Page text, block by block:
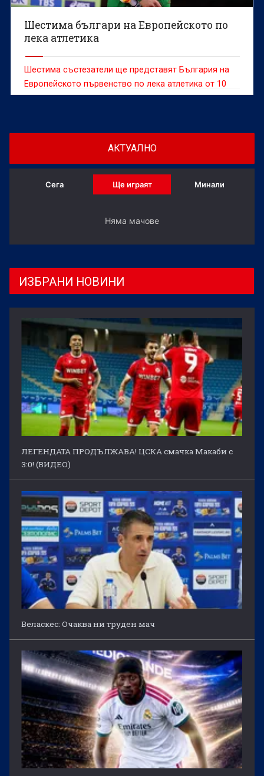
Шестима българи на Европейското по
лека атлетика
Шестима състезатели ще представят България на
Европейското първенство по лека атлетика от 10
до 16 август в английския град Бирмингам,
АКТУАЛНО
Сега Ще играят Минали
Няма мачове
ИЗБРАНИ НОВИНИ
ЛЕГЕНДАТА ПРОДЪЛЖАВА! ЦСКА смачка Макаби с
3:0! (ВИДЕО)
Веласкес: Очаква ни труден мач